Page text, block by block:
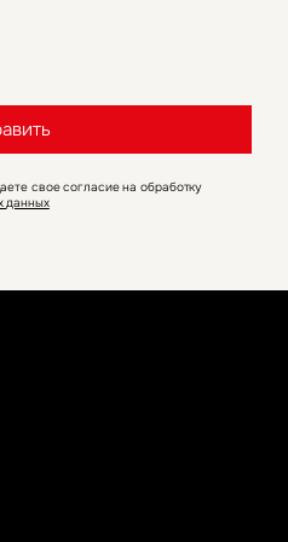
свое согласие на обработку
данных